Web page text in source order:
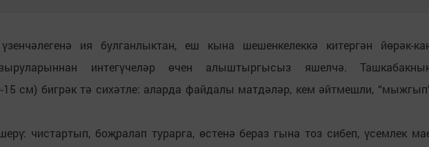
ия булганлыктан, еш кына шешенкелеккә китергән йөрәк-
интегүчеләр өчен алыштыргысыз яшелчә.
15 см) бигрәк тә сихәтле: аларда файдалы матдәләр, кем әйтмешли,
чистартып, боҗралап турарга, өстенә бераз гына тоз сибеп, үсемлек